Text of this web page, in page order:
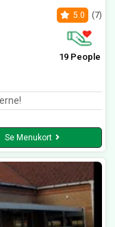
5.0 (7)
19 People
Se Menukort